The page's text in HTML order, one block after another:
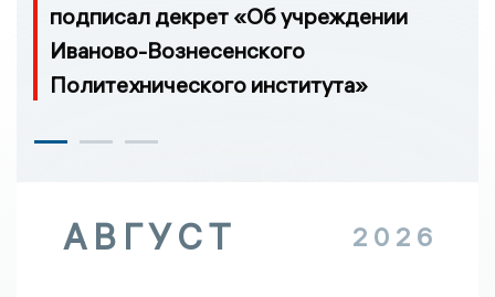
подписал декрет «Об учреждении
Иваново-Вознесенского
Политехнического института»
АВГУСТ 2026